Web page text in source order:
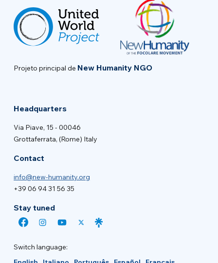
Projeto principal de New Humanity NGO
Headquarters
Via Piave, 15 - 00046
Grottaferrata, (Rome) Italy
Contact
info@new-humanity.org
+39 06 94 31 56 35
Stay tuned
Switch language: